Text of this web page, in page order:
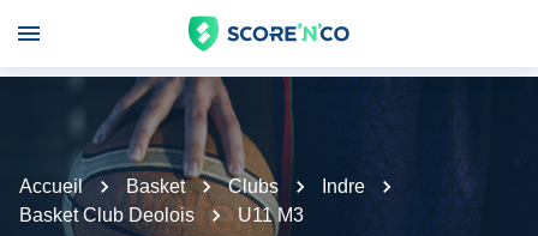
Accueil Basket Clubs
Indre
Basket Club Deolois
U11 M3